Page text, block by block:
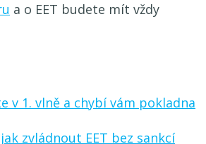
a o EET budete mít vždy
v 1. vlně a chybí vám pokladna
zvládnout EET bez sankcí